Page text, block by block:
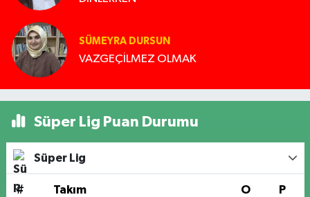
SÜMEYRA DURSUN
VAZGEÇİLMEZ OLMAK
Süper Lig Puan Durumu
Süper Lig
# Takım O P